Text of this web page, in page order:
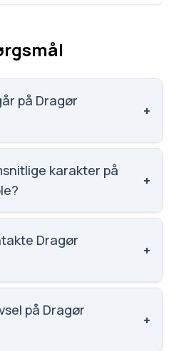
på Dragør
+
på Dragør
karakter på
+
for
Dragør
+
Telefon: 2964
Skoleleder: Christoffer
på Dragør
+